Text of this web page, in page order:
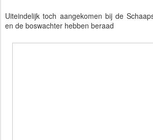
Uiteindelijk toch aangekomen bij de
en de boswachter hebben beraad